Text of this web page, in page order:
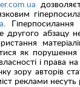
. Гіперпосилання
другого абзацу
як
і права
зору авторів
реклами